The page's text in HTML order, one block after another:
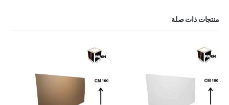
منتجات ذات صلة